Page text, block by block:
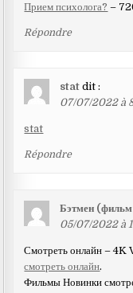
Прием психолога? –
Répondre
stat dit :
07/07/2022 à
stat
Répondre
Бэтмен
05/07/2022 à
Смотреть онлайн –
смотреть онлайн.
Фильмы Новинки